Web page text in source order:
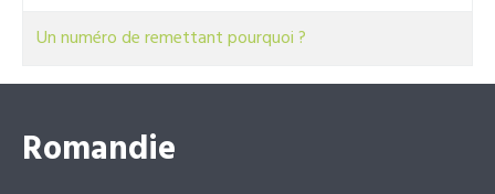
Un numéro de remettant pourquoi ?
Romandie